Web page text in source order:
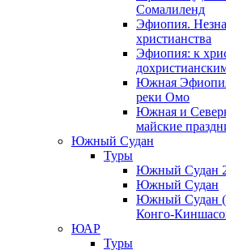
Cомалиленд
Эфиопия.
христианства
Эфиопия: к
Южная
реки Омо
Южная и
майские
Южный Судан
Туры
Южный Cудан
Южный Cудан
Южный Судан
Конго-
ЮАР
Туры